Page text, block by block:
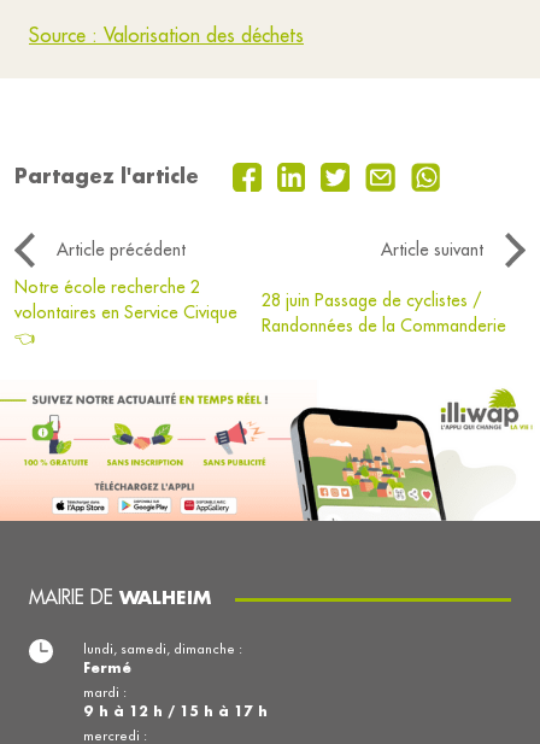
Source : Valorisation des déchets
Partagez l'article
Article précédent
Article suivant
Notre école recherche 2
volontaires en Service Civique
👈
28 juin Passage de cyclistes /
Randonnées de la Commanderie
MAIRIE DE WALHEIM
lundi, samedi, dimanche :
Fermé
mardi :
9 h à 12 h / 15 h à 17 h
mercredi :